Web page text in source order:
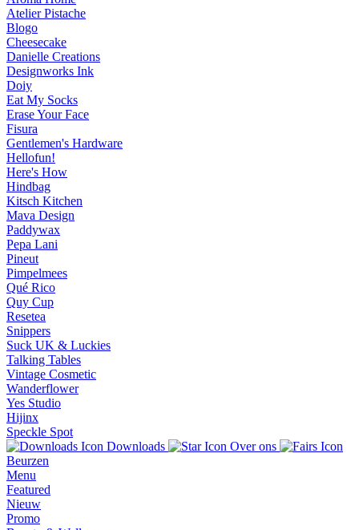
Atelier Pistache
Blogo
Cheesecake
Danielle Creations
Designworks Ink
Doiy
Eat My Socks
Erase Your Face
Fisura
Gentlemen's Hardware
Hellofun!
Here's How
Hindbag
Kitsch Kitchen
Mava Design
Paddywax
Pepa Lani
Pineut
Pimpelmees
Qué Rico
Quy Cup
Resetea
Snippers
Suck UK & Luckies
Talking Tables
Vintage Cosmetic
Wanderflower
Yes Studio
Hijinx
Speckle Spot
Downloads
Over ons
Beurzen
Menu
Featured
Nieuw
Promo